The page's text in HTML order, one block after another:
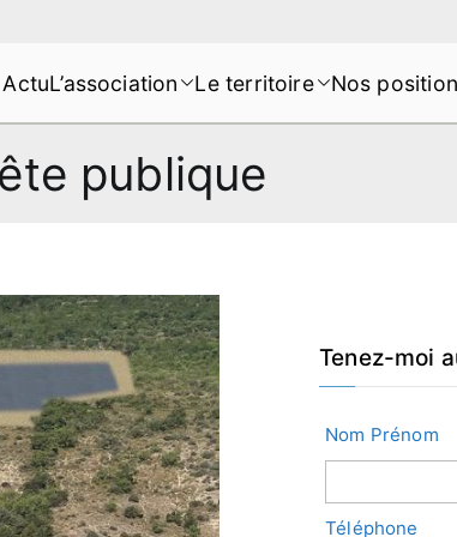
de Lure
ActuL’association Le territoire Nos
publique
Tenez-moi
Nom Prénom
Téléphone